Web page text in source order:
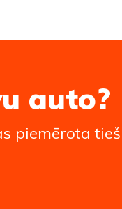
auto?
piemērota